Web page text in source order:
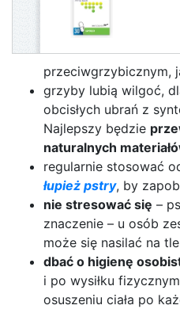
przeciwgrzybicznym,
grzyby lubią wilgoć,
obcisłych ubrań z
Najlepszy będzie
naturalnych
regularnie stosować
łupież pstry, by
nie stresować się –
znaczenie – u osób
może się nasilać na
dbać o higienę
i po wysiłku
osuszeniu ciała po